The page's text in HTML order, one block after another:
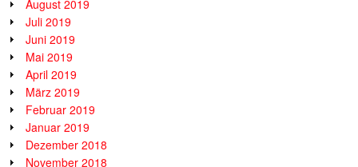
August 2019
Juli 2019
Juni 2019
Mai 2019
April 2019
März 2019
Februar 2019
Januar 2019
Dezember 2018
November 2018